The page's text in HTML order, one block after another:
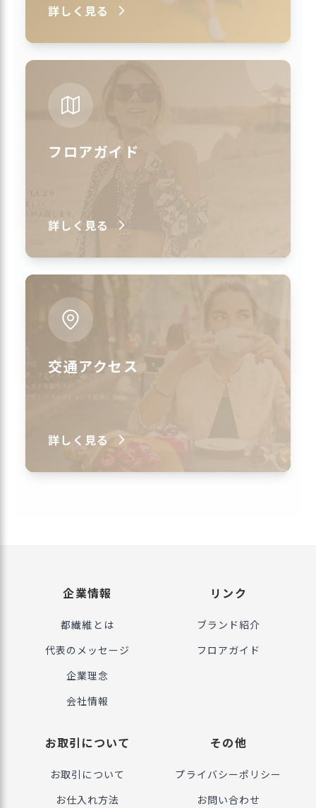
詳しく見る
フロアガイド
詳しく見る
交通アクセス
詳しく見る
企業情報
都繊維とは
代表のメッセージ
企業理念
会社情報
リンク
ブランド紹介
フロアガイド
お取引について
お取引について
お仕入れ方法
その他
プライバシーポリシー
お問い合わせ